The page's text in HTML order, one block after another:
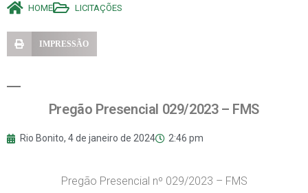
HOME LICITAÇÕES
IMPRESSÃO
Pregão Presencial 029/2023 – FMS
Rio Bonito, 4 de janeiro de 2024 2:46 pm
Pregão Presencial nº 029/2023 – FMS